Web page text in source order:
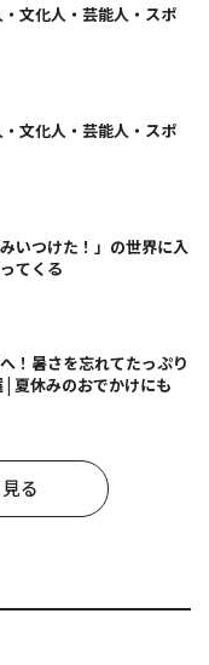
文化人・芸能人・スポ
文化人・芸能人・スポ
いつけた！」の世界に入
てくる
！暑さを忘れてたっぷり
夏休みのおでかけにも
る